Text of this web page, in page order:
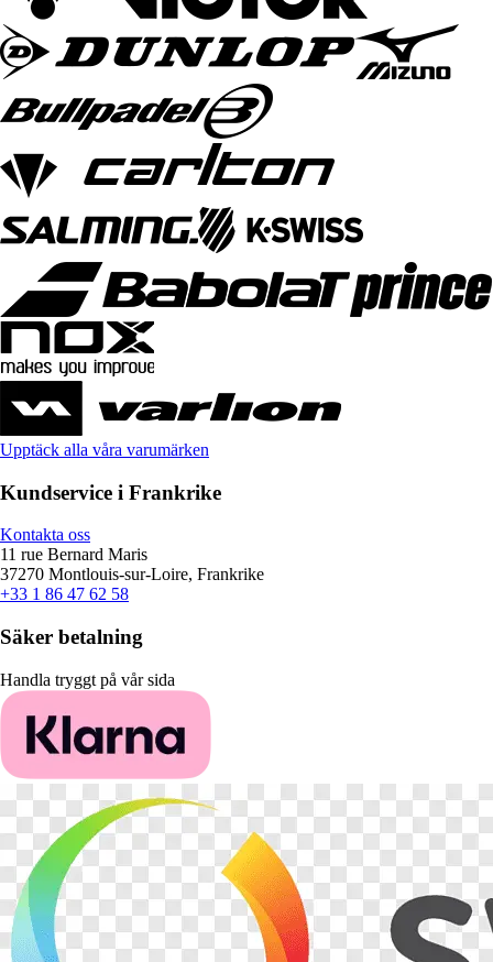
Upptäck alla våra varumärken
Kundservice i Frankrike
Kontakta oss
11 rue Bernard Maris
37270 Montlouis-sur-Loire, Frankrike
+33 1 86 47 62 58
Säker betalning
Handla tryggt på vår sida